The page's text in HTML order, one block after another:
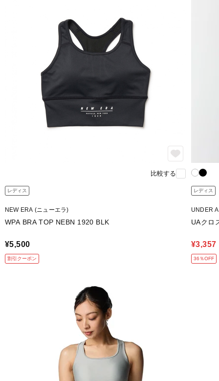
比較する
レディス
NEW ERA (ニューエラ)
WPA BRA TOP NEBN 1920 BLK
¥5,500
割引クーポン
レディス
UNDER
UAクロ
¥3,357
36％OFF